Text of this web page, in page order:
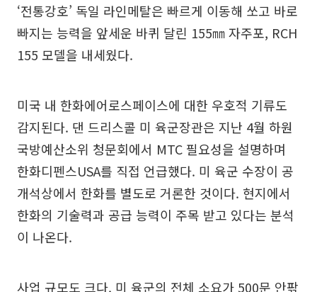
‘전통강호’ 독일 라인메탈은 빠르게 이동해 쏘고 바로
빠지는 능력을 앞세운 바퀴 달린 155㎜ 자주포, RCH
155 모델을 내세웠다.
미국 내 한화에어로스페이스에 대한 우호적 기류도
감지된다. 댄 드리스콜 미 육군장관은 지난 4월 하원
국방예산소위 청문회에서 MTC 필요성을 설명하며
한화디펜스USA를 직접 언급했다. 미 육군 수장이 공
개석상에서 한화를 별도로 거론한 것이다. 현지에서
한화의 기술력과 공급 능력이 주목 받고 있다는 분석
이 나온다.
사업 규모도 크다. 미 육군의 전체 소요가 500문 안팎